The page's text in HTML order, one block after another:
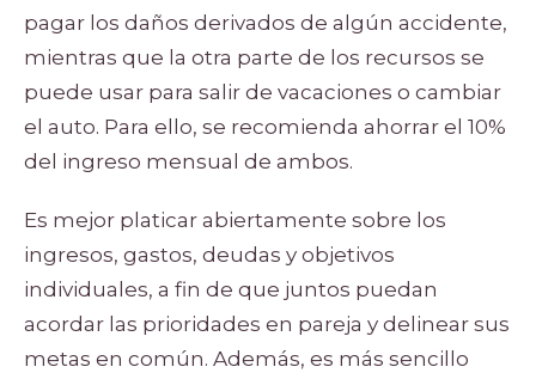
pagar los daños derivados de algún accidente,
mientras que la otra parte de los recursos se
puede usar para salir de vacaciones o cambiar
el auto. Para ello, se recomienda ahorrar el 10%
del ingreso mensual de ambos.
Es mejor platicar abiertamente sobre los
ingresos, gastos, deudas y objetivos
individuales, a fin de que juntos puedan
acordar las prioridades en pareja y delinear sus
metas en común. Además, es más sencillo